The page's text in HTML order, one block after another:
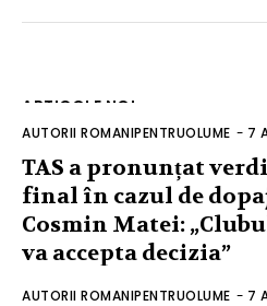
ARTICOLE NOI
AUTORII ROMANIPENTRUOLUME - 7
TAS a pronunțat
final în cazul de
Cosmin Matei:
va accepta decizia”
AUTORII ROMANIPENTRUOLUME - 7